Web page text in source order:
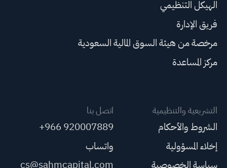
الهيكل التنظيمي
فريق الإدارة
مرخصة من هيئة السوق المالية السعودية
مركز المساعدة
التشريعية والتنظيمية
الشروط والأحكام
إخلاء المسؤولية
سياسة الخصوصية
اتصل بنا
+966 920007889
واتساب
cs@sahmcapital.com